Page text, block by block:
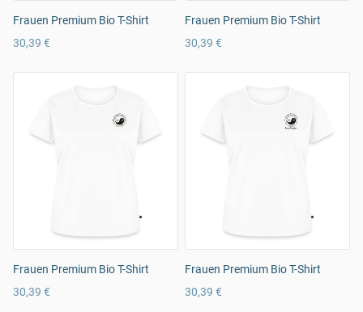
Frauen Premium Bio T-Shirt
30,39 €
Frauen Premium Bio T-Shirt
30,39 €
Frauen Premium Bio T-Shirt
30,39 €
Frauen Premium Bio T-Shirt
30,39 €